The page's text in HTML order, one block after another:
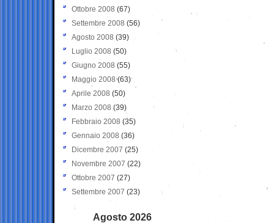
Ottobre 2008 (67)
Settembre 2008 (56)
Agosto 2008 (39)
Luglio 2008 (50)
Giugno 2008 (55)
Maggio 2008(63)
Aprile 2008 (50)
Marzo 2008 (39)
Febbraio 2008 (35)
Gennaio 2008 (36)
Dicembre 2007 (25)
Novembre 2007 (22)
Ottobre 2007 (27)
Settembre 2007 (23)
Agosto 2026